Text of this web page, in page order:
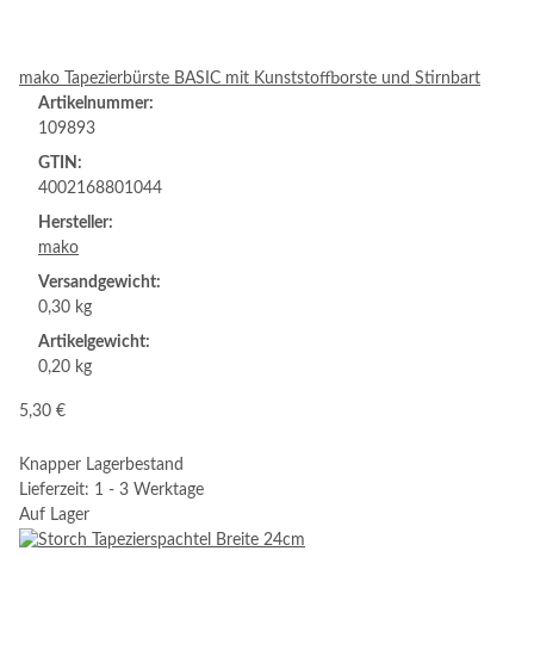
mako Tapezierbürste BASIC mit Kunststoffborste und Stirnbart
Artikelnummer:
109893
GTIN:
4002168801044
Hersteller:
mako
Versandgewicht:
0,30 kg
Artikelgewicht:
0,20 kg
5,30 €
Knapper Lagerbestand
Lieferzeit: 1 - 3 Werktage
Auf Lager